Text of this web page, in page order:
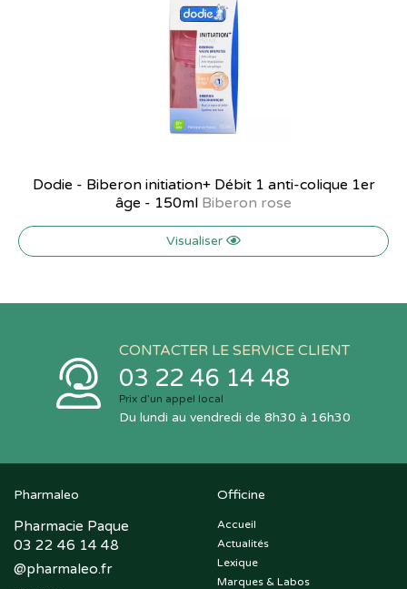
Dodie - Biberon initiation+ Débit 1 anti-colique 1er
âge - 150ml Biberon rose
Visualiser
CONTACTER LE SERVICE CLIENT
03 22 46 14 48
Prix d’un appel local
Du lundi au vendredi de 8h30 à 16h30
Pharmaleo
Pharmacie Paque
03 22 46 14 48
@pharmaleo.fr
Officine
Accueil
Actualités
Lexique
Marques & Labos